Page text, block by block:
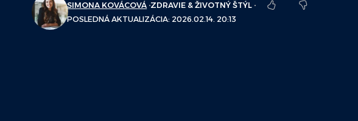
POSLEDNÁ AKTUALIZÁCIA: 2026.02.14. 20:13
SIMONA KOVÁCOVÁ ZDRAVIE & ŽIVOTNÝ ŠTÝL